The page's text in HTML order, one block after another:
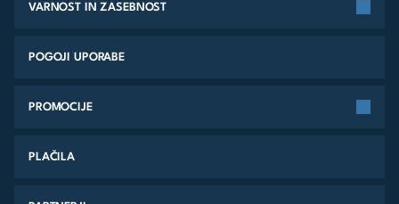
VARNOST IN ZASEBNOST
POGOJI UPORABE
PROMOCIJE
PLAČILA